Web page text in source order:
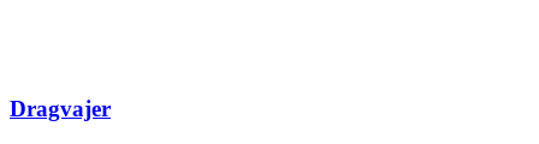
Dragvajer